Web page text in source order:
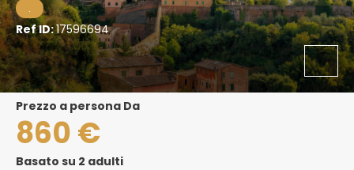
.
Ref ID:17596694
prezzo a persona Da
860 €
Basato su 2 adulti